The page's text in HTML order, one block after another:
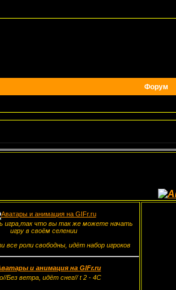
Форум
игра,так что вы так же можете начать
игру в своём селении
все роли свободны, идёт набор игроков
Без ветра, идёт снег// t 2 - 4С